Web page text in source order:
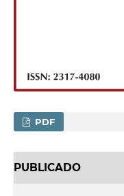
PDF
PUBLICADO